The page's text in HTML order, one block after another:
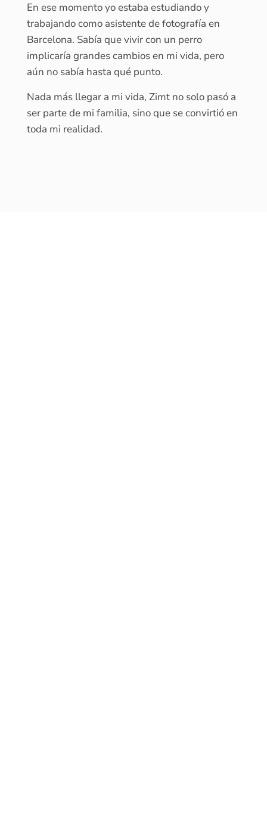
En ese momento yo estaba estudiando y
trabajando como asistente de fotografía en
Barcelona. Sabía que vivir con un perro
implicaría grandes cambios en mi vida, pero
aún no sabía hasta qué punto.
Nada más llegar a mi vida, Zimt no solo pasó a
ser parte de mi familia, sino que se convirtió en
toda mi realidad.